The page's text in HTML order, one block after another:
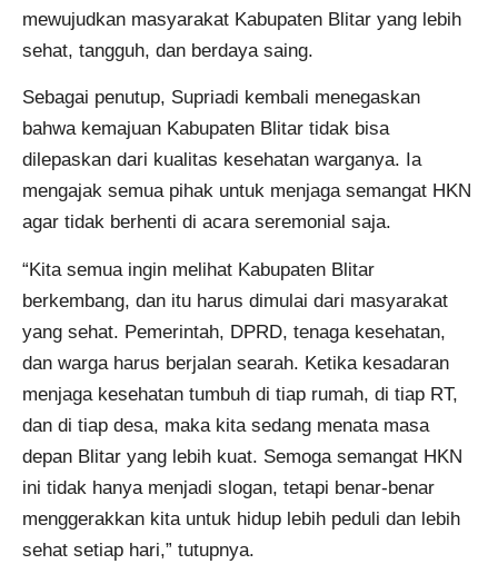
mewujudkan masyarakat Kabupaten Blitar yang lebih
sehat, tangguh, dan berdaya saing.
Sebagai penutup, Supriadi kembali menegaskan
bahwa kemajuan Kabupaten Blitar tidak bisa
dilepaskan dari kualitas kesehatan warganya. Ia
mengajak semua pihak untuk menjaga semangat HKN
agar tidak berhenti di acara seremonial saja.
“Kita semua ingin melihat Kabupaten Blitar
berkembang, dan itu harus dimulai dari masyarakat
yang sehat. Pemerintah, DPRD, tenaga kesehatan,
dan warga harus berjalan searah. Ketika kesadaran
menjaga kesehatan tumbuh di tiap rumah, di tiap RT,
dan di tiap desa, maka kita sedang menata masa
depan Blitar yang lebih kuat. Semoga semangat HKN
ini tidak hanya menjadi slogan, tetapi benar-benar
menggerakkan kita untuk hidup lebih peduli dan lebih
sehat setiap hari,” tutupnya.